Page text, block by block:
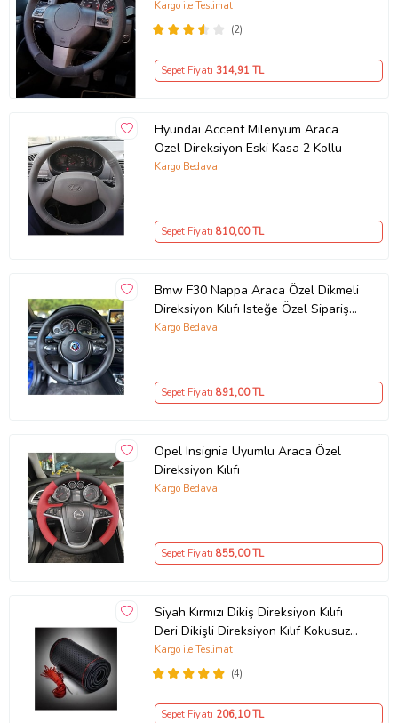
yüzüklü ( 38×10.5CM )
(2)
Kargo ile Teslimat
Sepet Fiyatı 314,91 TL
Hyundai Accent Milenyum Araca
Özel Direksiyon Eski Kasa 2 Kollu
Kargo Bedava
Sepet Fiyatı 810,00 TL
Bmw F30 Nappa Araca Özel Dikmeli
Direksiyon Kılıfı Isteğe Özel Sipariş
Yapmıyorum
Kargo Bedava
Sepet Fiyatı 891,00 TL
Opel Insignia Uyumlu Araca Özel
Direksiyon Kılıfı
Kargo Bedava
Sepet Fiyatı 855,00 TL
Siyah Kırmızı Dikiş Direksiyon Kılıfı
Deri Dikişli Direksiyon Kılıf Kokusuz
Kılıf
(4)
Kargo ile Teslimat
Sepet Fiyatı 206,10 TL